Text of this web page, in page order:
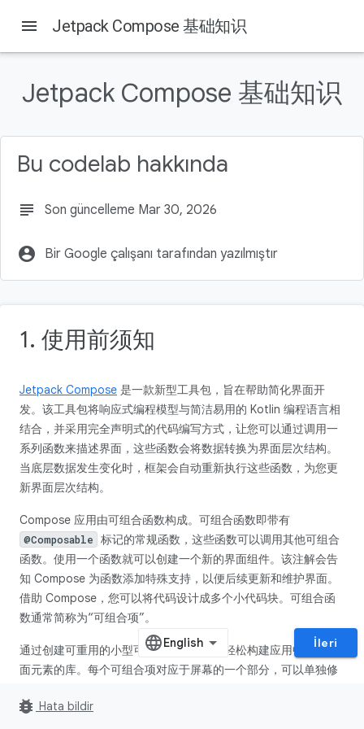
Bu sayfada
前提条件
实践内容
menu Jetpack Compose 基础知识
Jetpack Compose 基础知识
Bu codelab hakkında
subject Son güncelleme Mar 30, 2026
account_circle Bir Google çalışanı tarafından yazılmıştır
1. 使用前须知
Jetpack Compose 是一款新型工具包，旨在帮助简化界面开
发。该工具包将响应式编程模型与简洁易用的 Kotlin 编程语言相
结合，并采用完全声明式的代码编写方式，让您可以通过调用一
系列函数来描述界面，这些函数会将数据转换为界面层次结构。
当底层数据发生变化时，框架会自动重新执行这些函数，为您更
新界面层次结构。
Compose 应用由可组合函数构成。可组合函数即带有
@Composable
标记的常规函数，这些函数可以调用其他可组合
函数。使用一个函数就可以创建一个新的界面组件。该注解会告
知 Compose 为函数添加特殊支持，以便后续更新和维护界面。
借助 Compose，您可以将代码设计成多个小代码块。可组合函
数通常简称为“可组合项”。
通过创建可重用的小型可组合项，您可以轻松构建应用中所用界
面元素的库。每个可组合项对应于屏幕的一个部分，可以单独修
İleri
bug_report Hata bildir